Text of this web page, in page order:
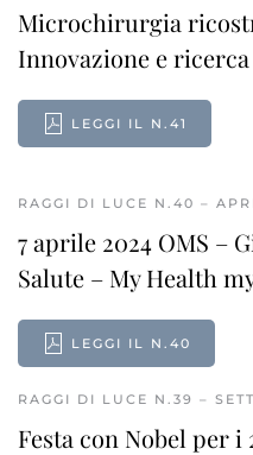
Microchirurgia
Innovazione e ricerca
LEGGI IL N.41
RAGGI DI LUCE N.40 –
7 aprile 2024 OMS –
Salute – My Health
LEGGI IL N.40
RAGGI DI LUCE N.39 –
Festa con Nobel per